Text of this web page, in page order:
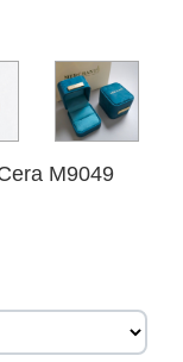
M9049